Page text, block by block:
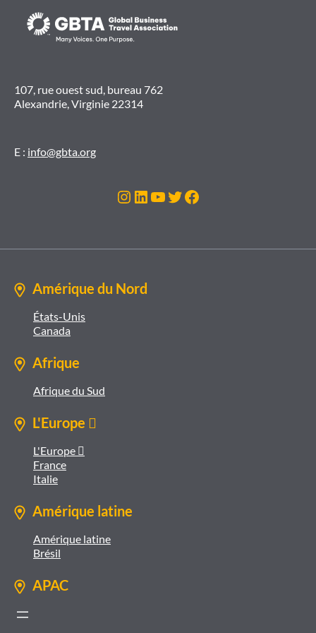
107, rue ouest sud, bureau 762
Alexandrie, Virginie 22314
E : info@gbta.org
Instagram
LinkedIn
YouTube
Twitter
Facebook
Amérique du Nord
États-Unis
Canada
Afrique
Afrique du Sud
L'Europe 
L'Europe 
France
Italie
Amérique latine
Amérique latine
Brésil
APAC